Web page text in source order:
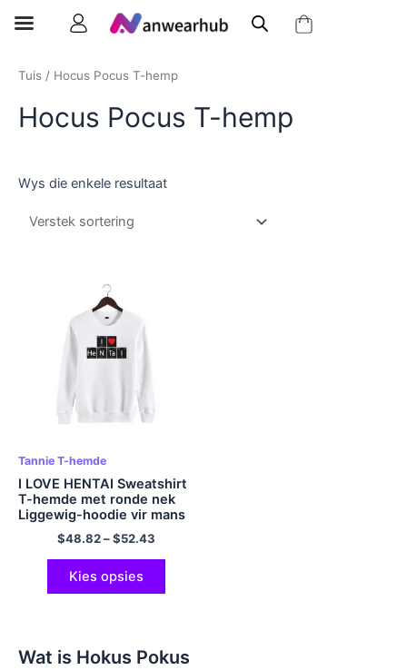
Tuis / Hocus Pocus T-hemp
Hocus Pocus T-hemp
Wys die enkele resultaat
Tannie T-hemde
I LOVE HENTAI Sweatshirt
T-hemde met ronde nek
Liggewig-hoodie vir mans
en vroue veelkleurig
$48.82–$52.43
Kies opsies
Wat is Hokus Pokus